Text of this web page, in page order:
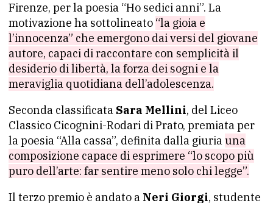
Firenze, per la poesia “Ho sedici anni”. La
motivazione ha sottolineato “la gioia e
l’innocenza” che emergono dai versi del giovane
autore, capaci di raccontare con semplicità il
desiderio di libertà, la forza dei sogni e la
meraviglia quotidiana dell’adolescenza.
Seconda classificata Sara Mellini, del Liceo
Classico Cicognini-Rodari di Prato, premiata per
la poesia “Alla cassa”, definita dalla giuriauna
composizione capace di esprimere “lo scopo più
puro dell’arte: far sentire meno solo chi legge”.
Il terzo premio è andato a Neri Giorgi, studente